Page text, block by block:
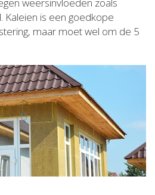
Kaleien is een goedkope
maar moet wel om de 5